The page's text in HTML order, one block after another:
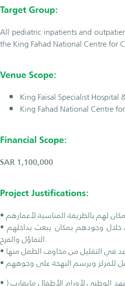
Target Group:
All pediatric inpatients and
the King Fahad National Centre for
Venue Scope:
King Faisal Specialist Hospital
King Fahad National Centre
Financial Scope:
SAR 1,100,000
Project Justifications:
• الحاجة لزيادة الروح الإيجابية في أرجاء المكان وتعزيز حالة الأطفال النفسية من خلال وجودهم بمكان يبعث بداخلهم
التفاؤل والفرح.
• يزور مستشفى الملك فيصل التخصصي ومركز الأبحاث بالرياض و مركز الملك فهد الوطني لأورام الأطفال مايقارب (